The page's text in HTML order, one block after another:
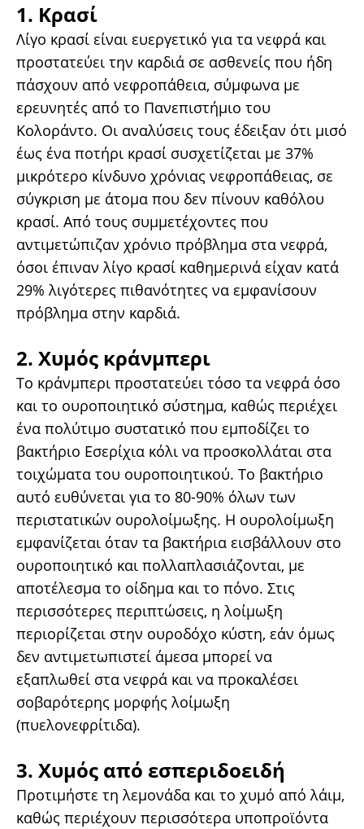
1. Κρασί
Λίγο κρασί είναι ευεργετικό για τα νεφρά και
προστατεύει την καρδιά σε ασθενείς που ήδη
πάσχουν από νεφροπάθεια, σύμφωνα με
ερευνητές από το Πανεπιστήμιο του
Κολοράντο. Οι αναλύσεις τους έδειξαν ότι μισό
έως ένα ποτήρι κρασί συσχετίζεται με 37%
μικρότερο κίνδυνο χρόνιας νεφροπάθειας, σε
σύγκριση με άτομα που δεν πίνουν καθόλου
κρασί. Από τους συμμετέχοντες που
αντιμετώπιζαν χρόνιο πρόβλημα στα νεφρά,
όσοι έπιναν λίγο κρασί καθημερινά είχαν κατά
29% λιγότερες πιθανότητες να εμφανίσουν
πρόβλημα στην καρδιά.
2. Χυμός κράνμπερι
Το κράνμπερι προστατεύει τόσο τα νεφρά όσο
και το ουροποιητικό σύστημα, καθώς περιέχει
ένα πολύτιμο συστατικό που εμποδίζει το
βακτήριο Εσερίχια κόλι να προσκολλάται στα
τοιχώματα του ουροποιητικού. Το βακτήριο
αυτό ευθύνεται για το 80-90% όλων των
περιστατικών ουρολοίμωξης. Η ουρολοίμωξη
εμφανίζεται όταν τα βακτήρια εισβάλλουν στο
ουροποιητικό και πολλαπλασιάζονται, με
αποτέλεσμα το οίδημα και το πόνο. Στις
περισσότερες περιπτώσεις, η λοίμωξη
περιορίζεται στην ουροδόχο κύστη, εάν όμως
δεν αντιμετωπιστεί άμεσα μπορεί να
εξαπλωθεί στα νεφρά και να προκαλέσει
σοβαρότερης μορφής λοίμωξη
(πυελονεφρίτιδα).
3. Χυμός από εσπεριδοειδή
Προτιμήστε τη λεμονάδα και το χυμό από λάιμ,
καθώς περιέχουν περισσότερα υποπροϊόντα